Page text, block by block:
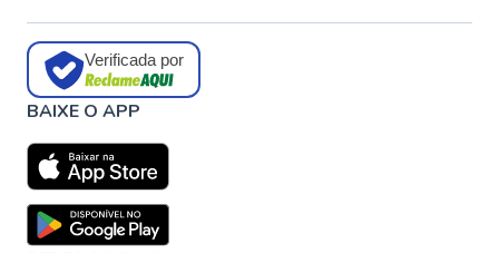
Verificada por
BAIXE O APP